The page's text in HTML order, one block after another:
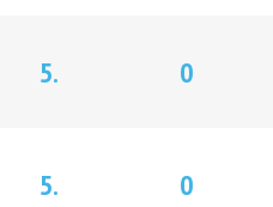
5. 0
5. 0